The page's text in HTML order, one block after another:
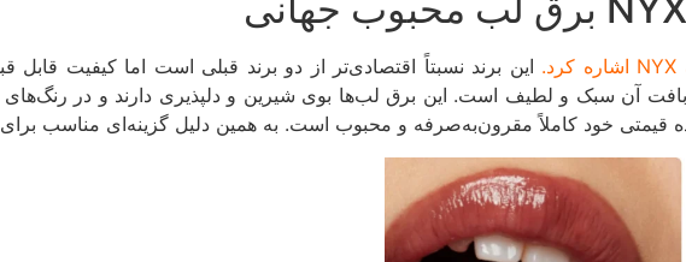
آن سبک و لطیف است. این برق لب‌ها بوی شیرین و دلپذیری دارند و در رنگ‌های
خود کاملاً مقرون‌به‌صرفه و محبوب است. به همین دلیل گزینه‌ای مناسب برای